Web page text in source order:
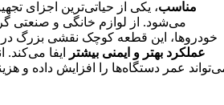
مناسب، یکی از حیاتی‌ترین اجزای
می‌شود. از لوازم خانگی و صنعتی
خودروها، این قطعه کوچک نقشی بزرگ
عملکرد بهتر و ایمنی بیشتر
ایفا
عمر دستگاه‌ها را افزایش داده و